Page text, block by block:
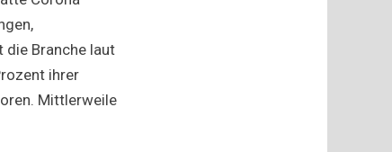
die Branche laut
ihrer
Mittlerweile